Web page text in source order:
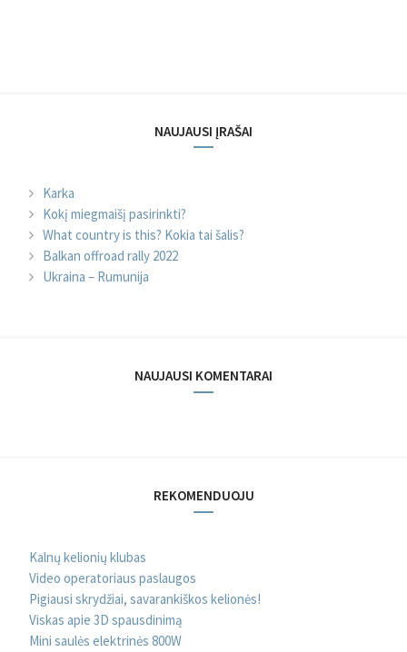
NAUJAUSI ĮRAŠAI
Karka
Kokį miegmaišį pasirinkti?
What country is this? Kokia tai šalis?
Balkan offroad rally 2022
Ukraina – Rumunija
NAUJAUSI KOMENTARAI
REKOMENDUOJU
Kalnų kelionių klubas
Video operatoriaus paslaugos
Pigiausi skrydžiai, savarankiškos kelionės!
Viskas apie 3D spausdinimą
Mini saulės elektrinės 800W